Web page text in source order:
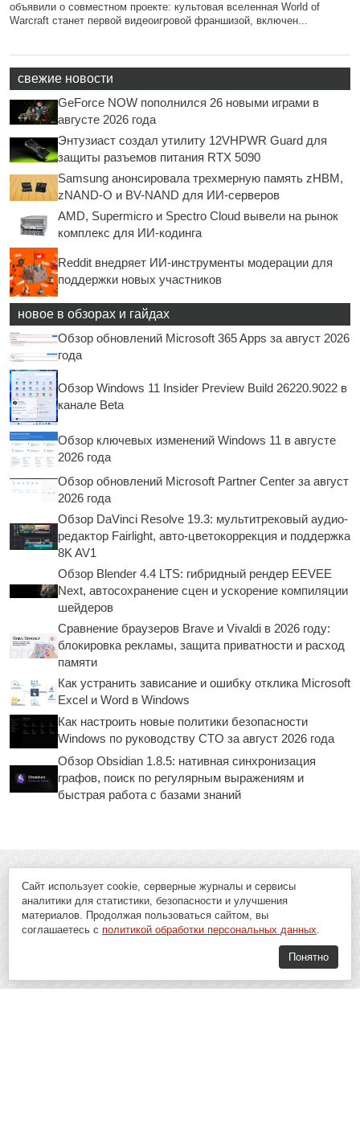
объявили о совместном проекте: культовая вселенная World of
Warcraft станет первой видеоигровой франшизой, включен...
свежие новости
GeForce NOW пополнился 26 новыми играми в
августе 2026 года
Энтузиаст создал утилиту 12VHPWR Guard для
защиты разъемов питания RTX 5090
Samsung анонсировала трехмерную память zHBM,
zNAND-O и BV-NAND для ИИ-серверов
AMD, Supermicro и Spectro Cloud вывели на рынок
комплекс для ИИ-кодинга
Reddit внедряет ИИ-инструменты модерации для
поддержки новых участников
новое в обзорах и гайдах
Обзор обновлений Microsoft 365 Apps за август 2026
года
Обзор Windows 11 Insider Preview Build 26220.9022 в
канале Beta
Обзор ключевых изменений Windows 11 в августе
2026 года
Обзор обновлений Microsoft Partner Center за август
2026 года
Обзор DaVinci Resolve 19.3: мультитрековый аудио-
редактор Fairlight, авто-цветокоррекция и поддержка
8K AV1
Обзор Blender 4.4 LTS: гибридный рендер EEVEE
Next, автосохранение сцен и ускорение компиляции
шейдеров
Сравнение браузеров Brave и Vivaldi в 2026 году:
блокировка рекламы, защита приватности и расход
памяти
Как устранить зависание и ошибку отклика Microsoft
Excel и Word в Windows
Как настроить новые политики безопасности
Windows по руководству CTO за август 2026 года
Обзор Obsidian 1.8.5: нативная синхронизация
графов, поиск по регулярным выражениям и
быстрая работа с базами знаний
Сайт использует cookie, серверные журналы и сервисы
аналитики для статистики, безопасности и улучшения
материалов. Продолжая пользоваться сайтом, вы
соглашаетесь с политикой обработки персональных данных.
Понятно